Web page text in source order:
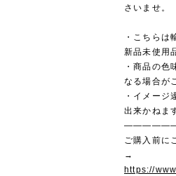
さいませ。
・こちらは
新品未使用
・商品の色
なる場合が
・イメージ
出来かねま
ご購入前に
→
https://